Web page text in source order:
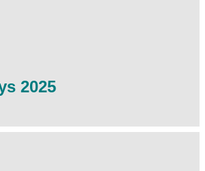
2025